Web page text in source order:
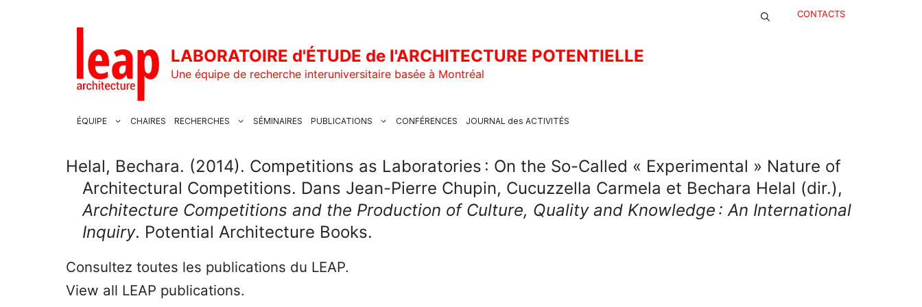
CONTACTS
LABORATOIRE d'ÉTUDE de l'ARCHITECTURE POTENTIELLE
Une équipe de recherche interuniversitaire basée à Montréal
ÉQUIPE CHAIRES RECHERCHES SÉMINAIRES PUBLICATIONS CONFÉRENCES JOURNAL des ACTIVITÉS
Helal, Bechara. (2014). Competitions as Laboratories : On the So-Called « Experimental » Nature of
Architectural Competitions. Dans Jean-Pierre Chupin, Cucuzzella Carmela et Bechara Helal (dir.),
Architecture Competitions and the Production of Culture, Quality and Knowledge : An International
Inquiry. Potential Architecture Books.
Consultez toutes les publications du LEAP.
View all LEAP publications.